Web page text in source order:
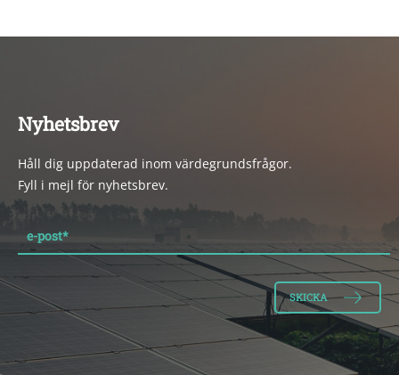
Nyhetsbrev
Håll dig uppdaterad inom värdegrundsfrågor.
Fyll i mejl för nyhetsbrev.
e-post*